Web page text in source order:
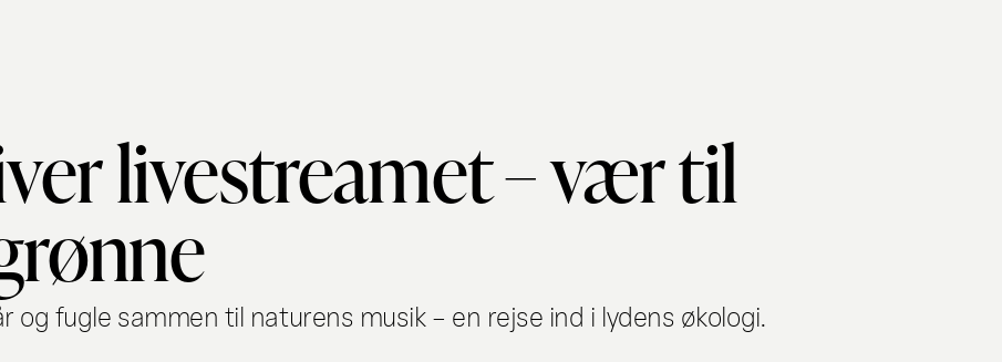
livestreamet – vær til
og fugle sammen til naturens musik – en rejse ind i lydens økologi.